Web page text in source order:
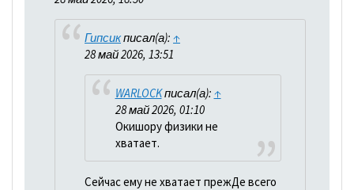
Гипсикписал(а): ↑
28 май 2026, 13:51
WARLOCKписал(а): ↑
28 май 2026, 01:10
Окишору физики не
хватает.
Сейчас ему не хватает прежДе всего